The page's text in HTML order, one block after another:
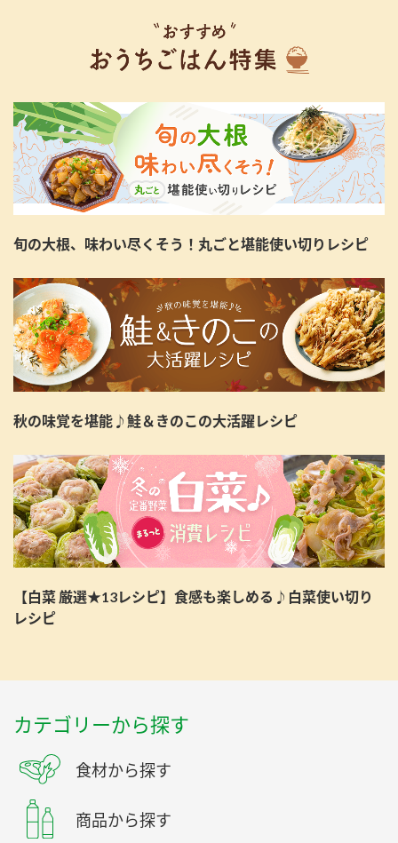
旬の大根、味わい尽くそう！丸ごと堪能使い切りレシピ
秋の味覚を堪能♪鮭＆きのこの大活躍レシピ
【白菜 厳選★13レシピ】食感も楽しめる♪白菜使い切り
レシピ
カテゴリーから探す
食材から探す
商品から探す